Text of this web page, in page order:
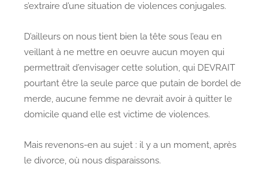
s’extraire d’une situation de violences conjugales.
D’ailleurs on nous tient bien la tête sous l’eau en
veillant à ne mettre en oeuvre aucun moyen qui
permettrait d’envisager cette solution, qui DEVRAIT
pourtant être la seule parce que putain de bordel de
merde, aucune femme ne devrait avoir à quitter le
domicile quand elle est victime de violences.
Mais revenons-en au sujet : il y a un moment, après
le divorce, où nous disparaissons.